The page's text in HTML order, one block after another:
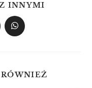
INNYMI